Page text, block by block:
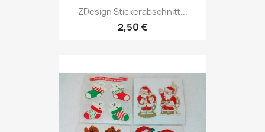
ZDesign Stickerabschnitt...
2,50 €